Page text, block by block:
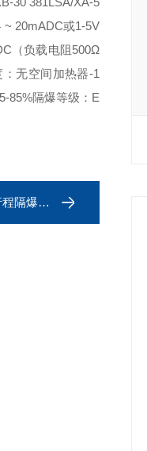
~ 20mADC或1-5V
（负载电阻500Ω
无空间加热器-1
85%隔爆等级：E
执行器